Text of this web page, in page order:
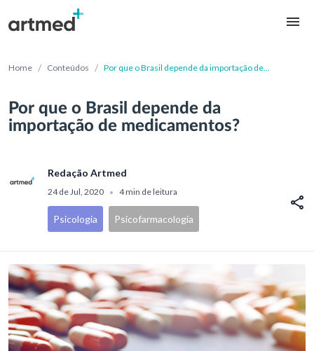
Home / Conteúdos / Por que o Brasil depende da importação de
Por que o Brasil depende da
importação de medicamentos?
Redação Artmed
24 de Jul, 2020 • 4 min de leitura
Psicologia Psicofarmacologia